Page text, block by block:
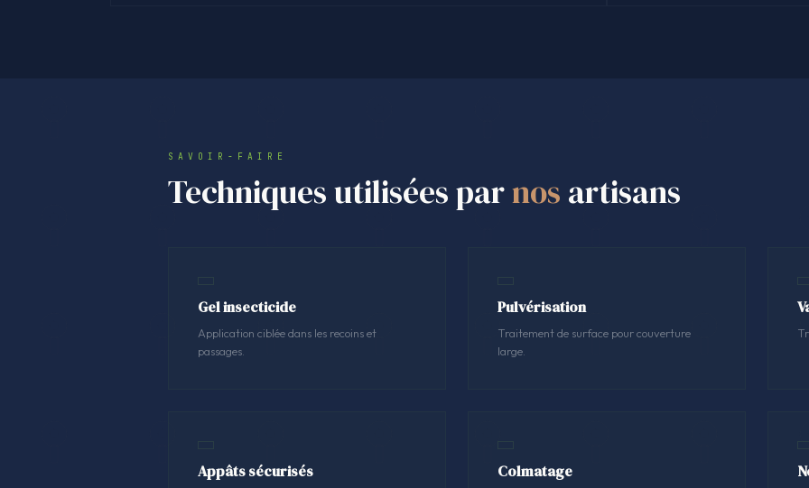
SAVOIR-FAIRE
Techniques utilisées parnos artisans
Gel insecticide
Application ciblée dans les recoins et
passages.
Pulvérisation
Traitement de surface pour couverture
large.
Appâts sécurisés Colmatage